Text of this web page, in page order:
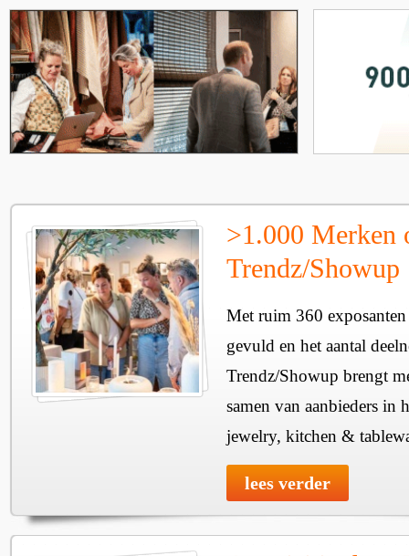
>1.000 Merken
Trendz/Showup
Met ruim 360
gevuld en het aantal
Trendz/Showup brengt
samen van aanbieders in
jewelry, kitchen &
lees verder